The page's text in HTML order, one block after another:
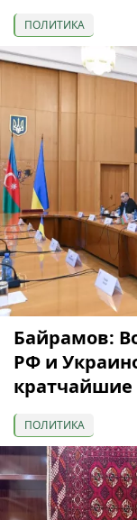
ПОЛИТИКА
Байрамов:
РФ и
кратчайшие
ПОЛИТИКА